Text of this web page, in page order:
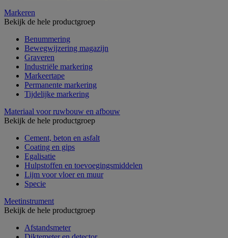
Markeren
Bekijk de hele productgroep
Benummering
Bewegwijzering magazijn
Graveren
Industriële markering
Markeertape
Permanente markering
Tijdelijke markering
Materiaal voor ruwbouw en afbouw
Bekijk de hele productgroep
Cement, beton en asfalt
Coating en gips
Egalisatie
Hulpstoffen en toevoegingsmiddelen
Lijm voor vloer en muur
Specie
Meetinstrument
Bekijk de hele productgroep
Afstandsmeter